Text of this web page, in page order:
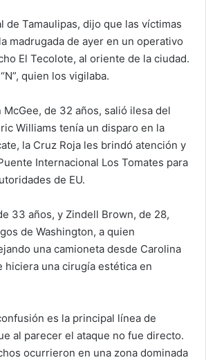
de Tamaulipas, dijo que las víctimas
madrugada de ayer en un operativo
El Tecolote, al oriente de la ciudad.
quien los vigilaba.
McGee, de 32 años, salió ilesa del
Williams tenía un disparo en la
la Cruz Roja les brindó atención y
Internacional Los Tomates para
de EU.
33 años, y Zindell Brown, de 28,
de Washington, a quien
una camioneta desde Carolina
hiciera una cirugía estética en
es la principal línea de
al parecer el ataque no fue directo.
ocurrieron en una zona dominada